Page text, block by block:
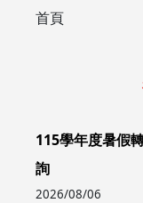
導航連結
首頁
115學年度暑假
詢
2026/08/06